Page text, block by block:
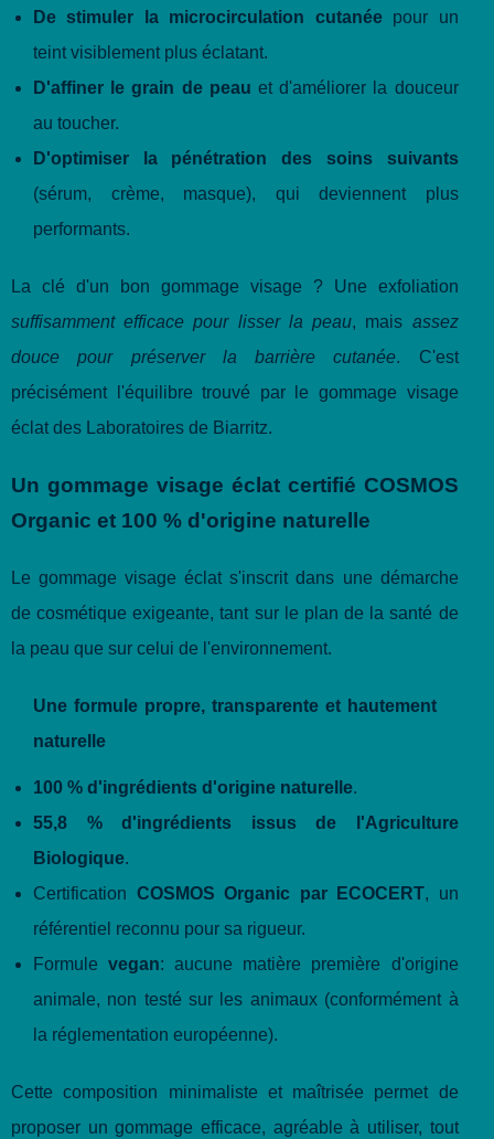
De stimuler la microcirculation cutanéepour un
teint visiblement plus éclatant.
D'affiner le grain de peau et d'améliorer la douceur
au toucher.
D'optimiser la pénétration des soins suivants
(sérum, crème, masque), qui deviennent plus
performants.
La clé d'un bon gommage visage ? Une exfoliation
suffisamment efficace pour lisser la peau, mais assez
douce pour préserver la barrière cutanée. C'est
précisément l'équilibre trouvé par le gommage visage
éclat des Laboratoires de Biarritz.
Un gommage visage éclat certifié COSMOS
Organic et 100 % d'origine naturelle
Le gommage visage éclat s'inscrit dans une démarche
de cosmétique exigeante, tant sur le plan de la santé de
la peau que sur celui de l'environnement.
Une formule propre, transparente et hautement
naturelle
100 % d'ingrédients d'origine naturelle.
55,8 % d'ingrédients issus de l'Agriculture
Biologique.
Certification COSMOS Organic par ECOCERT, un
référentiel reconnu pour sa rigueur.
Formulevegan: aucune matière première d'origine
animale, non testé sur les animaux (conformément à
la réglementation européenne).
Cette composition minimaliste et maîtrisée permet de
proposer un gommage efficace, agréable à utiliser, tout